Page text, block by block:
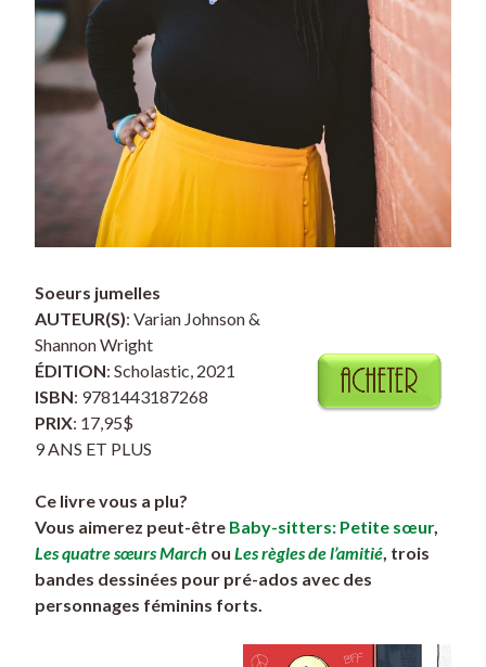
Soeurs jumelles
AUTEUR(S): Varian Johnson &
Shannon Wright
ÉDITION: Scholastic, 2021
ISBN: 9781443187268
PRIX: 17,95$
9 ANS ET PLUS
Ce livre vous a plu?
Vous aimerez peut-être Baby-sitters: Petite sœur,
Les quatre sœurs March ou Les règles de l’amitié , trois
bandes dessinées pour pré-ados avec des
personnages féminins forts.